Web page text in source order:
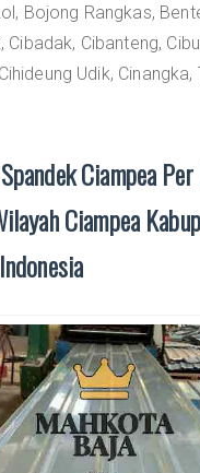
Bojong Rangkas,
Cibadak, Cibanteng,
Udik,
Ciampea
Ciampea